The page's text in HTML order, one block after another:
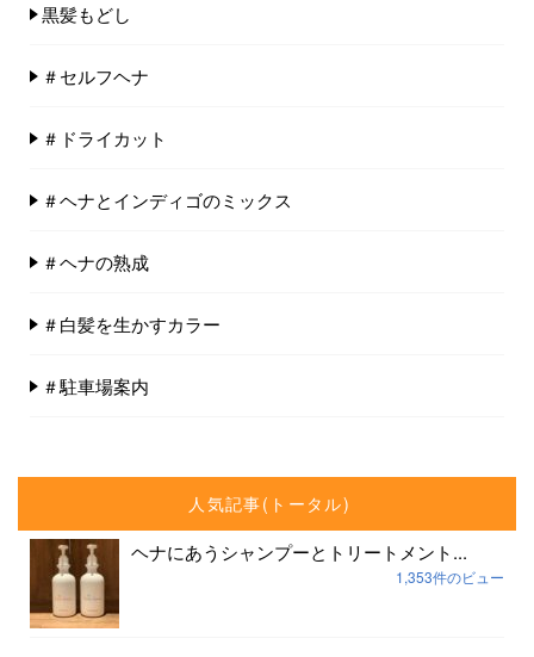
黒髪もどし
＃セルフヘナ
＃ドライカット
＃ヘナとインディゴのミックス
＃ヘナの熟成
＃白髪を生かすカラー
＃駐車場案内
人気記事(トータル)
ヘナにあうシャンプーとトリートメント...
1,353件のビュー